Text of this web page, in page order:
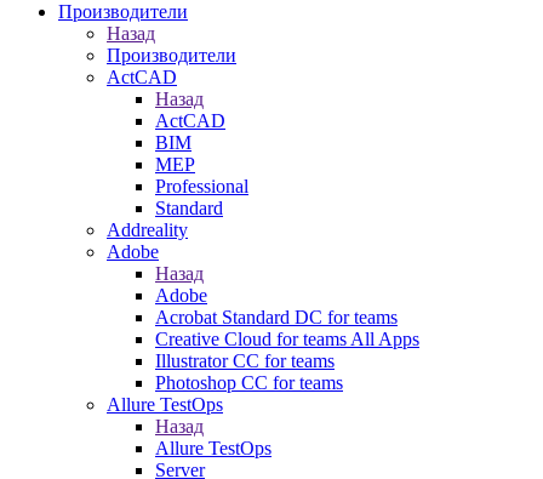
Производители
Назад
Производители
ActCAD
Назад
ActCAD
BIM
MEP
Professional
Standard
Addreality
Adobe
Назад
Adobe
Acrobat Standard DC for teams
Creative Cloud for teams All Apps
Illustrator CC for teams
Photoshop CC for teams
Allure TestOps
Назад
Allure TestOps
Server